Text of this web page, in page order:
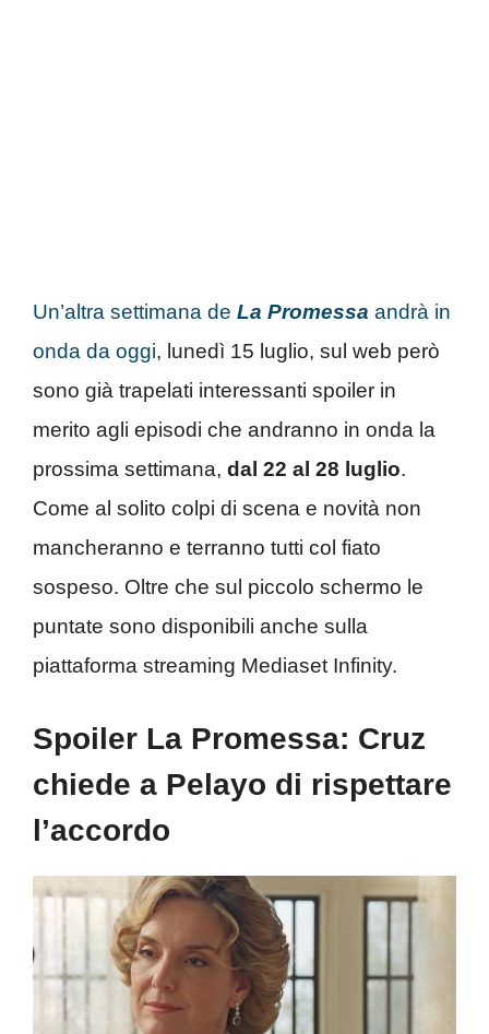
Un’altra settimana de La Promessa andrà in
onda da oggi, lunedì 15 luglio, sul web però
sono già trapelati interessanti spoiler in
merito agli episodi che andranno in onda la
prossima settimana, dal 22 al 28 luglio.
Come al solito colpi di scena e novità non
mancheranno e terranno tutti col fiato
sospeso. Oltre che sul piccolo schermo le
puntate sono disponibili anche sulla
piattaforma streaming Mediaset Infinity.
Spoiler La Promessa: Cruz
chiede a Pelayo di rispettare
l’accordo